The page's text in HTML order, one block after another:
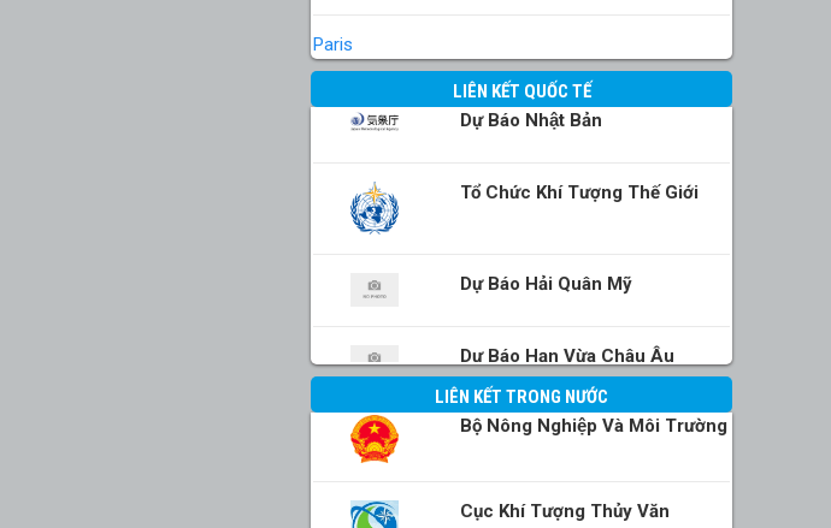
Paris
LIÊN KẾT QUỐC TẾ
Dự Báo Nhật Bản
Tổ Chức Khí Tượng Thế Giới
Dự Báo Hải Quân Mỹ
Dự Báo Hạn Vừa Châu Âu
LIÊN KẾT TRONG NƯỚC
Bộ Nông Nghiệp Và Môi Trường
Cục Khí Tượng Thủy Văn